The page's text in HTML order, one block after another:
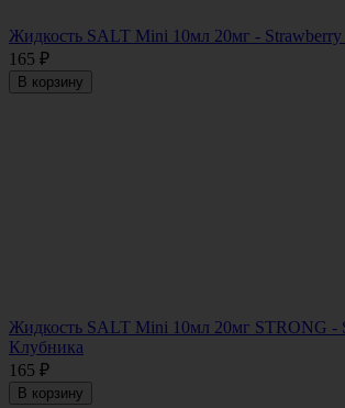
Жидкость SALT Mini 10мл 20мг -
165 ₽
В корзину
Жидкость SALT Mini 10мл 20мг STRONG -
Клубника
165 ₽
В корзину